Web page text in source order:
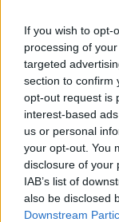
If you wish to opt-
processing of
targeted
section to confirm
opt-out request is
interest-based
us or personal
your opt-out. You
disclosure of your
IAB’s list of
also be disclosed
Downstream
Διάσημοι Έλληνες
μέρες του 2025